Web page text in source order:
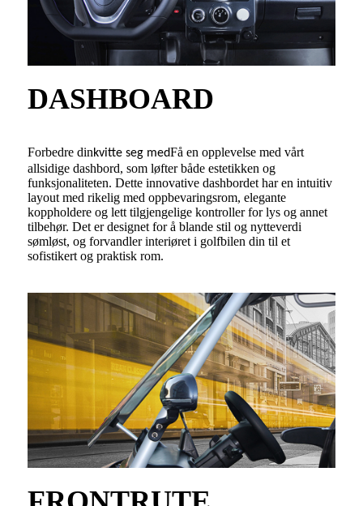
DASHBOARD
Forbedre dinkvitte seg medFå en opplevelse med vårt
allsidige dashbord, som løfter både estetikken og
funksjonaliteten. Dette innovative dashbordet har en intuitiv
layout med rikelig med oppbevaringsrom, elegante
koppholdere og lett tilgjengelige kontroller for lys og annet
tilbehør. Det er designet for å blande stil og nytteverdi
sømløst, og forvandler interiøret i golfbilen din til et
sofistikert og praktisk rom.